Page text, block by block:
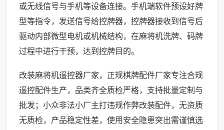
或无线信号与手机等设备连接。手机端软件预设好牌
型等指令，发送信号给控牌器，控牌器接收到信号后
驱动内部微型电机或机械结构，在麻将机洗牌、码牌
过程中进行干预，达到控牌目的。
改装麻将机遥控器厂家，正规棋牌配件厂家专注合规
遥控配件生产，品类齐全质检严格，支持批量定制与
批发；小众非法小厂主打违规作弊改装配件，无资质
无质检，产品稳定性差，使用安全隐患突出需谨慎选